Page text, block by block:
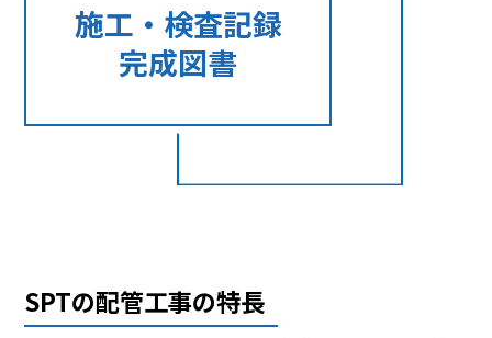
施工・検査記録
完成図書
SPTの配管工事の特長